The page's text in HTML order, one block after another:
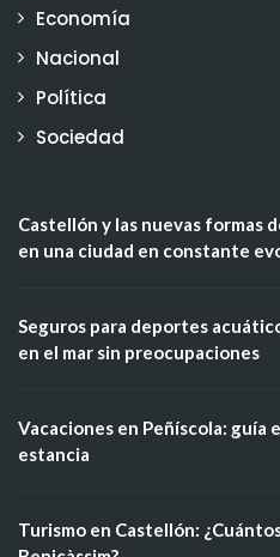
Economía
Nacional
Política
Sociedad
Castellón y las nuevas formas
en una ciudad en constante
Seguros para deportes
en el mar sin preocupaciones
Vacaciones en Peñíscola: guía
estancia
Turismo en Castellón: